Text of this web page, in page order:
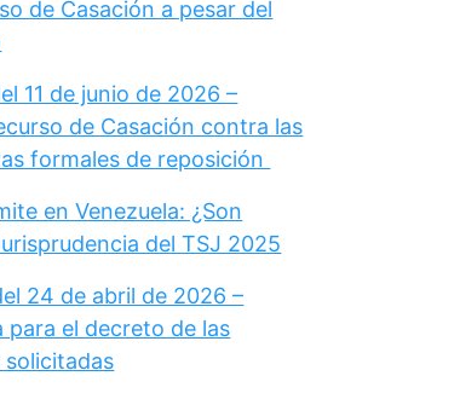
de Casación a pesar del
11 de junio de 2026 –
de Casación contra las
formales de reposición
en Venezuela: ¿Son
del TSJ 2025
24 de abril de 2026 –
para el decreto de las
solicitadas